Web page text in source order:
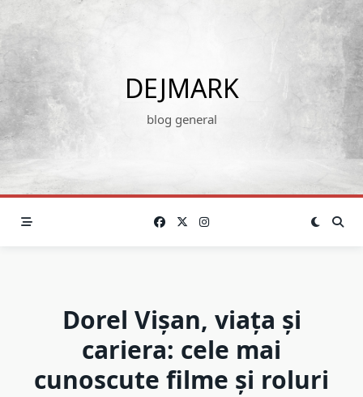
content
DEJMARK
blog general
Dorel Vișan, viața și
cariera: cele mai
cunoscute filme și roluri